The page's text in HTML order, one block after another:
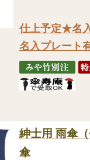
仕上予定★名
名入プレート
紳士用 雨傘
傘